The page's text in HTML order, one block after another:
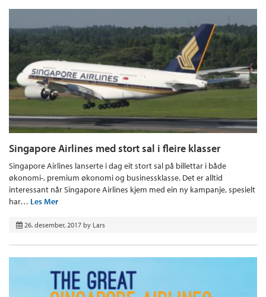
Singapore Airlines med stort sal i fleire klasser
Singapore Airlines lanserte i dag eit stort sal på billettar i både
økonomi-, premium økonomi og businessklasse. Det er alltid
interessant når Singapore Airlines kjem med ein ny kampanje, spesielt
har… Les Mer
26. desember, 2017 by Lars